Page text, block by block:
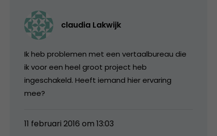
claudia Lakwijk
Ik heb problemen met een vertaalbureau die
ik voor een heel groot project heb
ingeschakeld. Heeft iemand hier ervaring
mee?
11 februari 2016 om 13:03